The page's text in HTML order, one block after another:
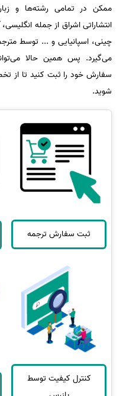
ممکن در تمامی رشته‌ها و
انتشاراتی اشراق از جمله
چینی، اسپانیایی و ... توسط
می‌گیرد. پس همین حالا
سفارش خود را ثبت کنید تا از
شوید.
ثبت سفارش ترجمه
کنترل کیفیت توسط